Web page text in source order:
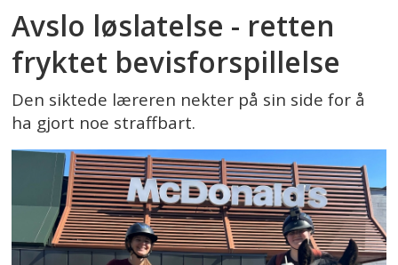
Avslo løslatelse - retten
fryktet bevisforspillelse
Den siktede læreren nekter på sin side for å
ha gjort noe straffbart.